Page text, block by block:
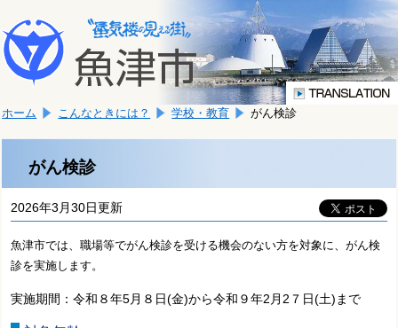
文
へ
移
ま
す。
こ
か
文
ホーム こんなときには？ 学校・教育 がん検診
がん検診
2026年3月30日更新
魚津市では、職場等でがん検診を受ける機会のない方を対象に、がん検
診を実施します。
実施期間：令和８年5月８日(金)から令和９年2月2７日(土)まで